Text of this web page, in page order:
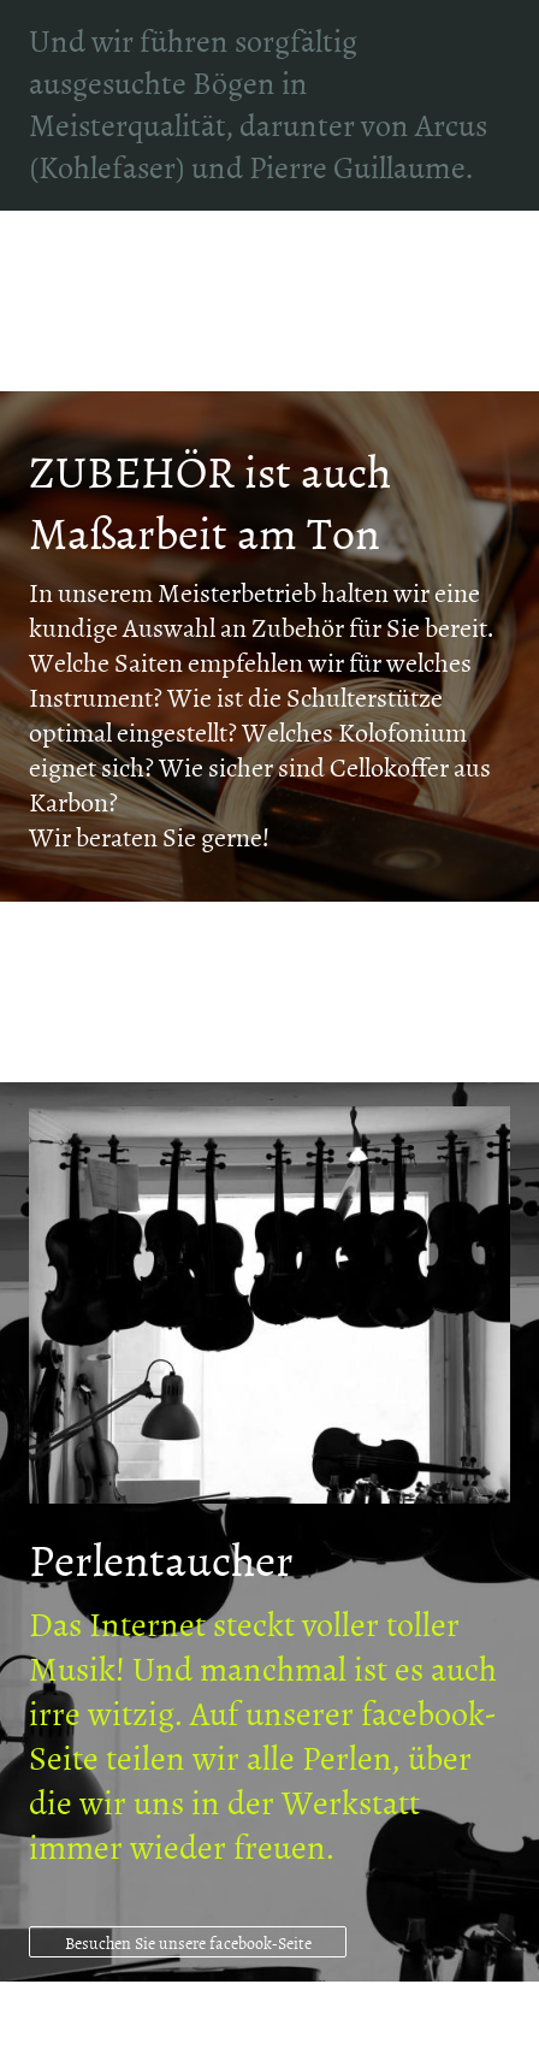
Und wir führen sorgfältig
ausgesuchte Bögen in
Meisterqualität, darunter von Arcus
(Kohlefaser) und Pierre Guillaume.
ZUBEHÖR ist auch
Maßarbeit am Ton
In unserem Meisterbetrieb halten wir eine
kundige Auswahl an Zubehör für Sie bereit.
Welche Saiten empfehlen wir für welches
Instrument? Wie ist die Schulterstütze
optimal eingestellt? Welches Kolofonium
eignet sich? Wie sicher sind Cellokoffer aus
Karbon?
Wir beraten Sie gerne!
Perlentaucher
Das Internet steckt voller toller
Musik! Und manchmal ist es auch
irre witzig. Auf unserer facebook-
Seite teilen wir alle Perlen, über
die wir uns in der Werkstatt
immer wieder freuen.
Besuchen Sie unsere facebook-Seite